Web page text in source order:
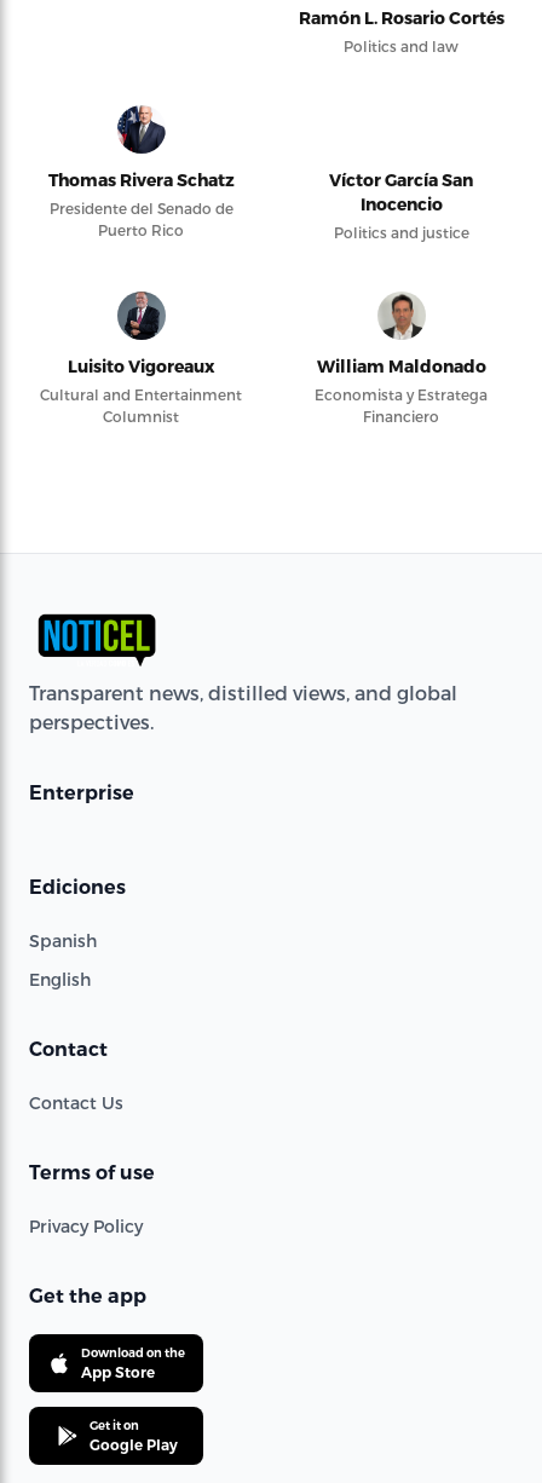
Ramón L. Rosario Cortés
Politics and law
Thomas Rivera Schatz
Presidente del Senado de
Puerto Rico
Víctor García San
Inocencio
Politics and justice
Luisito Vigoreaux
Cultural and Entertainment
Columnist
William Maldonado
Economista y Estratega
Financiero
Transparent news, distilled views, and global
perspectives.
Enterprise
Ediciones
Spanish
English
Contact
Contact Us
Terms of use
Privacy Policy
Get the app
Download on the
App Store
Get it on
Google Play